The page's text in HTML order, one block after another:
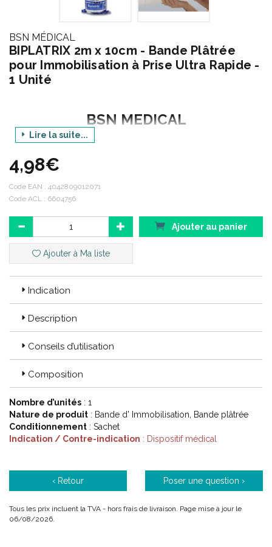
BSN MÉDICAL
BIPLATRIX 2m x 10cm - Bande Plâtrée
pour Immobilisation à Prise Ultra Rapide -
1 Unité
BSN MEDICAL
Produit : BIPLATRIX
Lire la suite...
4,98€
Code EAN : 4042809012071
Code ACL : 6604756
Ajouter au panier
Ajouter à Ma liste
Indication
Description
Conseils d’utilisation
Composition
Nombre d’unités : 1
Nature de produit : Bande d' Immobilisation, Bande plâtrée
Conditionnement : Sachet
Indication / Contre-indication : Dispositif médical
‹ Retour Poser une question ›
Tous les prix incluent la TVA - hors frais de livraison. Page mise à jour le
06/08/2026.